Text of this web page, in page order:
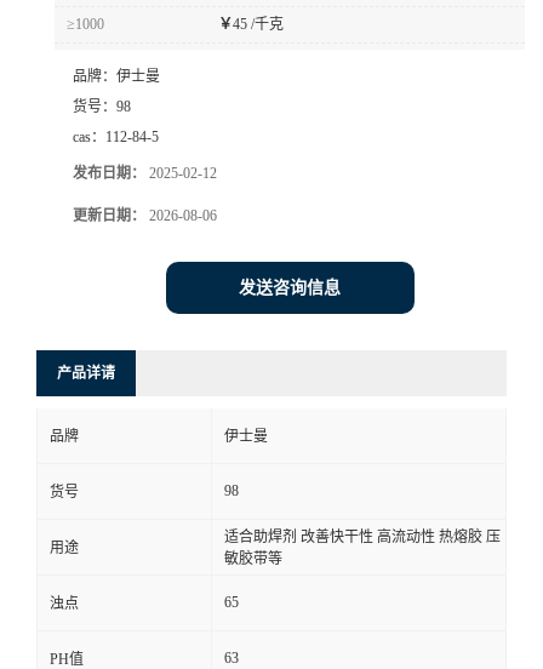
≥1000 ￥45 /千克
品牌： 伊士曼
货号： 98
cas： 112-84-5
发布日期： 2025-02-12
更新日期： 2026-08-06
发送咨询信息
产品详请
品牌 伊士曼
货号 98
用途
适合助焊剂 改善快干性 高流动性 热熔胶 压
敏胶带等
浊点 65
PH值 63